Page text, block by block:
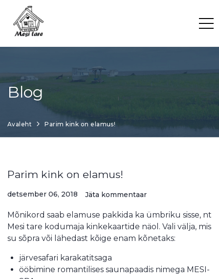
content
Blog
Avaleht Parim kink on elamus!
Parim kink on elamus!
detsember 06, 2018 Jäta kommentaar
Mõnikord saab elamuse pakkida ka ümbriku sisse, nt
Mesi tare kodumaja kinkekaartide näol. Vali välja, mis
su sõpra või lähedast kõige enam kõnetaks:
järvesafari karakatitsaga
ööbimine romantilises saunapaadis nimega MESI-